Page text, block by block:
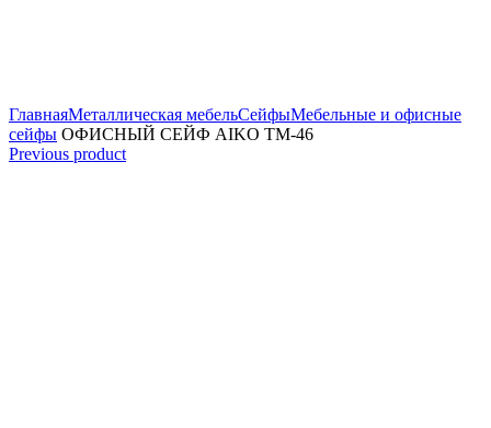
ГлавнаяМеталлическая мебельСейфыМебельные и офисные
сейфы ОФИСНЫЙ СЕЙФ AIKO ТМ-46
Previous product